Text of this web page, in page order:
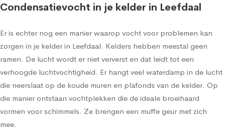
Condensatievocht in je kelder in Leefdaal
Er is echter nog een manier waarop vocht voor problemen kan
zorgen in je kelder in Leefdaal. Kelders hebben meestal geen
ramen. De lucht wordt er niet ververst en dat leidt tot een
verhoogde luchtvochtigheid. Er hangt veel waterdamp in de lucht
die neerslaat op de koude muren en plafonds van de kelder. Op
die manier ontstaan vochtplekken die de ideale broeihaard
vormen voor schimmels. Ze brengen een muffe geur met zich
mee.